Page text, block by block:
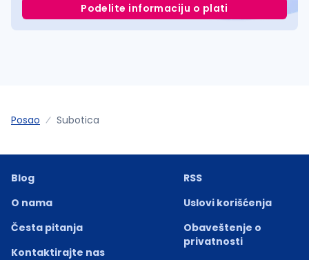
Podelite informaciju o plati
Posao Subotica
Blog
O nama
Česta pitanja
Kontaktirajte nas
RSS
Uslovi korišćenja
Obaveštenje o
privatnosti